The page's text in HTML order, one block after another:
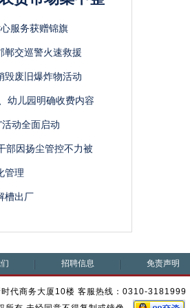
服务获赠锦旗
郸交巡警火速救援
毁废旧爆炸物活动
幼儿园明确收费内容
动全面启动
部因扬尘管控不力被
管理
槽出厂
招聘信息 免责声明
代商务大厦10楼 客服热线：0310-3181999